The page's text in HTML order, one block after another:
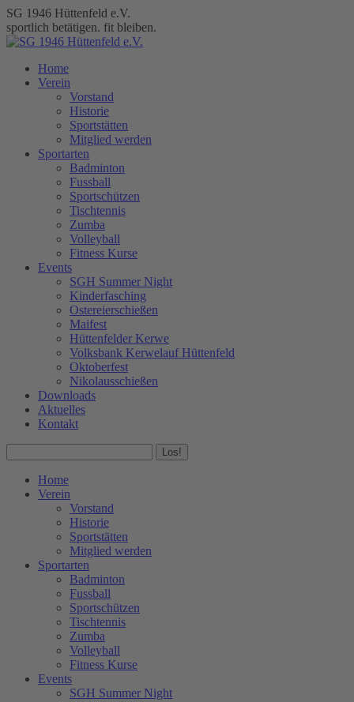
Zum
Inhalt
springen
SG 1946 Hüttenfeld e.V.
sportlich betätigen. fit bleiben.
Home
Verein
Vorstand
Historie
Sportstätten
Mitglied werden
Sportarten
Badminton
Fussball
Sportschützen
Tischtennis
Zumba
Volleyball
Fitness Kurse
Events
SGH Summer Night
Kinderfasching
Ostereierschießen
Maifest
Hüttenfelder Kerwe
Volksbank Kerwelauf Hüttenfeld
Oktoberfest
Nikolausschießen
Downloads
Aktuelles
Kontakt
page
opens
page
opens
Home
Verein
Vorstand
Historie
Sportstätten
Mitglied werden
Sportarten
Badminton
Fussball
Sportschützen
Tischtennis
Zumba
Volleyball
Fitness Kurse
Events
SGH Summer Night